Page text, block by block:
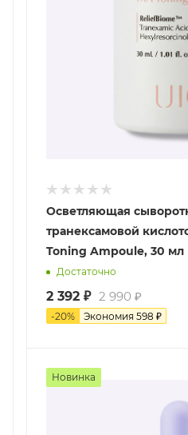
Осветляющая
транексамовой
Toning Ampoule, 30 мл
Достаточно
2 392 ₽ 2 990 ₽
-20% Экономия 598 ₽
Новинка